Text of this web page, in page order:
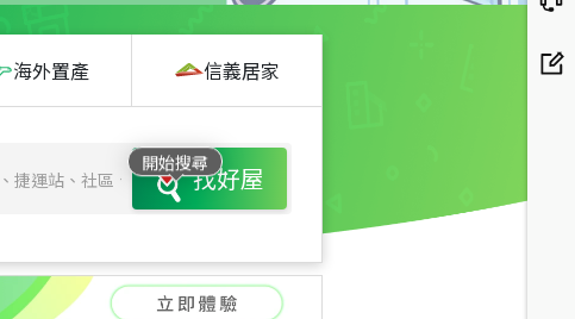
海外置產 信義居家
開始搜尋
找好屋